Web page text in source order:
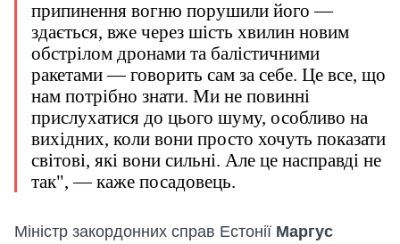
припинення вогню порушили його —
здається, вже через шість хвилин новим
обстрілом дронами та балістичними
ракетами — говорить сам за себе. Це все, що
нам потрібно знати. Ми не повинні
прислухатися до цього шуму, особливо на
вихідних, коли вони просто хочуть показати
світові, які вони сильні. Але це насправді не
так", — каже посадовець.
Міністр закордонних справ Естонії Маргус